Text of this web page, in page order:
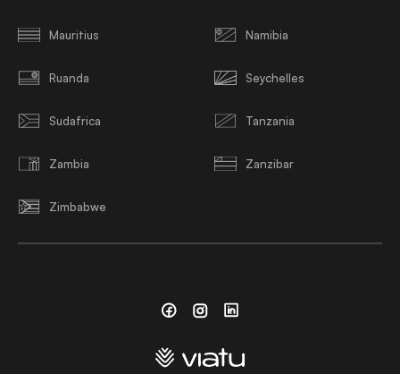
Mauritius Namibia
Ruanda Seychelles
Sudafrica Tanzania
Zambia Zanzibar
Zimbabwe
FacebookInstagramLinkedin